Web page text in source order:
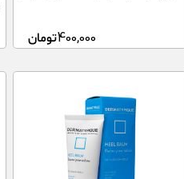
400,000تومان